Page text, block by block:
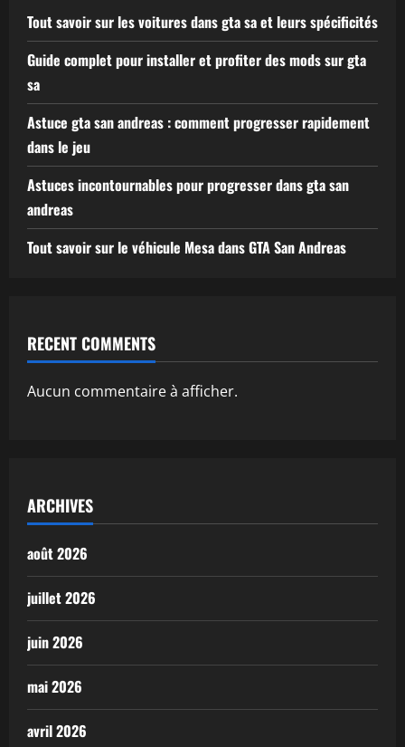
Tout savoir sur les voitures dans gta sa et leurs spécificités
Guide complet pour installer et profiter des mods sur gta
sa
Astuce gta san andreas : comment progresser rapidement
dans le jeu
Astuces incontournables pour progresser dans gta san
andreas
Tout savoir sur le véhicule Mesa dans GTA San Andreas
RECENT COMMENTS
Aucun commentaire à afficher.
ARCHIVES
août 2026
juillet 2026
juin 2026
mai 2026
avril 2026